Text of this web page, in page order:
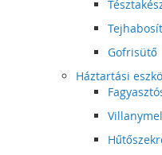
Gofrisütő
Háztartási